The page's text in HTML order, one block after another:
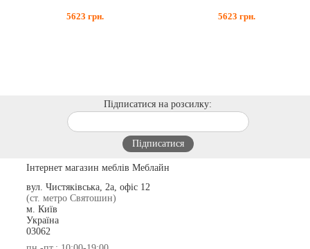
5623 грн. 5623 грн.
Підписатися на розсилку:
Інтернет магазин меблів Меблайн
вул. Чистяківська, 2а, офіс 12
(ст. метро Святошин)
м. Київ
Україна
03062